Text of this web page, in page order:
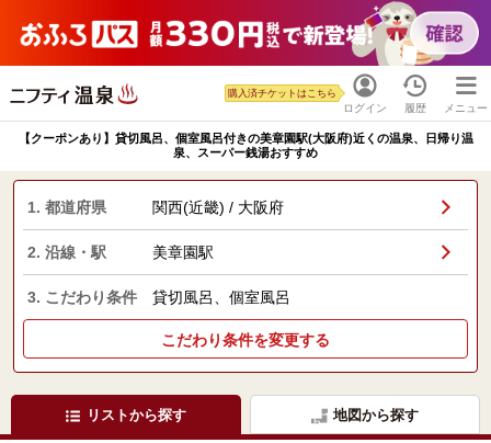
ログイン
購入済チケットはこちら
履歴 メニュー
【クーポンあり】貸切風呂、個室風呂付きの美章園駅(大阪府)近くの温泉、日帰り温
泉、スーパー銭湯おすすめ
1. 都道府県 関西(近畿) / 大阪府
2. 沿線・駅 美章園駅
3. こだわり条件 貸切風呂、個室風呂
こだわり条件を変更する
リストから探す 地図から探す